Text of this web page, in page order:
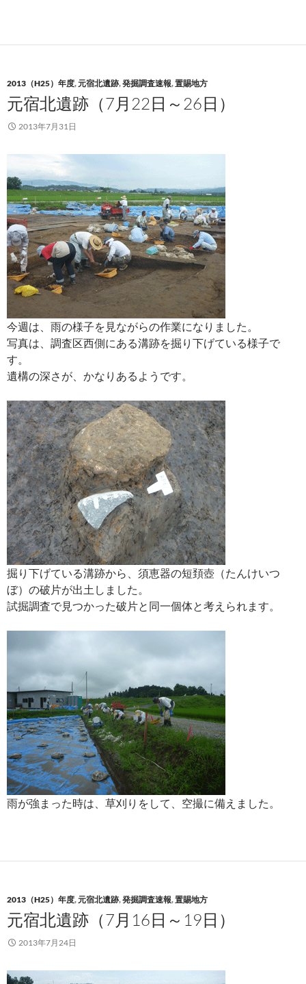
2013（H25）年度,元宿北遺跡,発掘調査速報,置賜地方
元宿北遺跡（7月22日～26日）
2013年7月31日
今週は、雨の様子を見ながらの作業になりました。
写真は、調査区西側にある溝跡を掘り下げている様子で
す。
遺構の深さが、かなりあるようです。
掘り下げている溝跡から、須恵器の短頚壺（たんけいつ
ぼ）の破片が出土しました。
試掘調査で見つかった破片と同一個体と考えられます。
雨が強まった時は、草刈りをして、空撮に備えました。
2013（H25）年度,元宿北遺跡,発掘調査速報,置賜地方
元宿北遺跡（7月16日～19日）
2013年7月24日